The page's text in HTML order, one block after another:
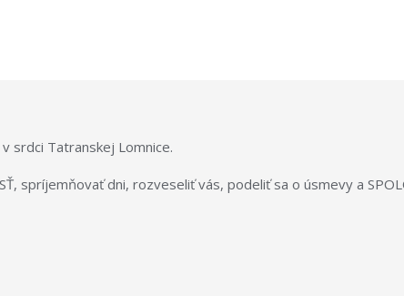
srdci Tatranskej Lomnice.
spríjemňovať dni, rozveseliť vás, podeliť sa o úsmevy a